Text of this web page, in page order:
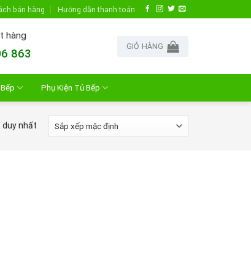
bán hàng Hướng dẫn thanh toán
hàng
863
GIỎ HÀNG
Phụ Kiện Tủ Bếp
duy nhất